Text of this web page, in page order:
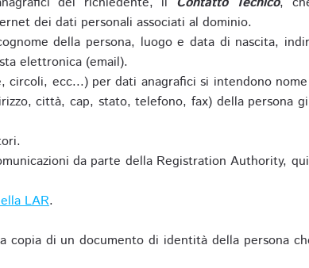
dei dati personali associati al dominio.
della persona, luogo e data di nascita,
elettronica (email).
circoli, ecc...) per dati anagrafici si intendono
città, cap, stato, telefono, fax) della persona
da parte della Registration Authority,
LAR.
copia di un documento di identità della persona